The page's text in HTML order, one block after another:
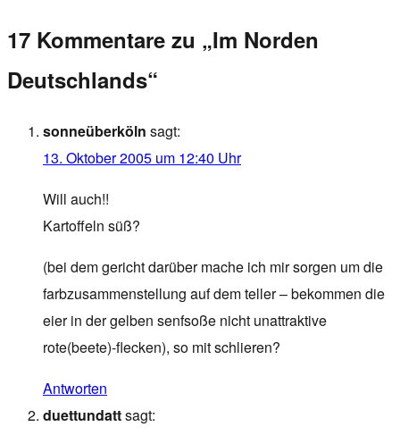
17 Kommentare zu „Im Norden
Deutschlands“
sonneüberköln sagt:
13. Oktober 2005 um 12:40 Uhr
Will auch!!
Kartoffeln süß?
(bei dem gericht darüber mache ich mir sorgen um die
farbzusammenstellung auf dem teller – bekommen die
eier in der gelben senfsoße nicht unattraktive
rote(beete)-flecken), so mit schlieren?
Antworten
duettundattsagt: